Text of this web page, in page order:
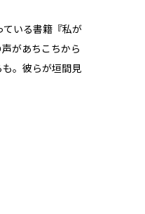
いる書籍『私が
があちこちから
。彼らが垣間見